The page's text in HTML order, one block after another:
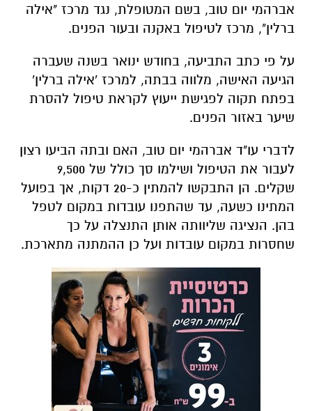
אברהמי יום טוב, בשם המטופלת, נגד מרכז "אילה
ברלין", מרכז לטיפול באקנה ובעור הפנים.
על פי כתב התביעה, בחודש ינואר בשנה שעברה
הגיעה האישה, מלווה בבתה, למרכז 'אילה ברלין'
בפתח תקוה לפגישת ייעוץ לקראת טיפול להסרת
שיער באזור הפנים.
לדברי עו"ד אברהמי יום טוב, האם ובתה הביעו רצון
לעבור את הטיפול ושילמו סך כולל של 9,500
שקלים. הן התבקשו להמתין כ-20 דקות, אך בפועל
המתינו כשעה, עד שהתפנו עובדות במקום לטפל
בהן. הנציגה שליוותה אותן התנצלה על כך
שחסרות במקום עובדות ועל כן ההמתנה מתארכת.